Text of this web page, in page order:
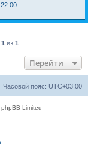
1 из 1
Перейти
Часовой пояс: UTC+03:00
Limited